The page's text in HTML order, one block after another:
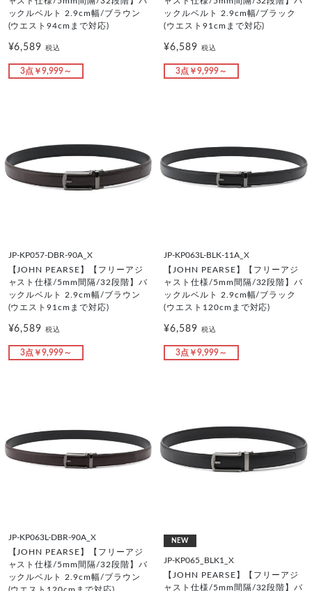
ックルベルト 2.9cm幅/ブラウン
(ウエスト94cmまで対応)
¥6,589税込
3点￥9,999～
ックルベルト 2.9cm幅/ブラック
(ウエスト91cmまで対応)
¥6,589 税込
3点￥9,999～
JP-KP057-DBR-90A_X
【JOHN PEARSE】【フリーアジ
ャスト仕様/5mm間隔/32段階】バ
ックルベルト 2.9cm幅/ブラウン
(ウエスト91cmまで対応)
¥6,589税込
3点￥9,999～
JP-KP063L-BLK-11A_X
【JOHN PEARSE】【フリーアジ
ャスト仕様/5mm間隔/32段階】バ
ックルベルト 2.9cm幅/ブラック
(ウエスト120cmまで対応)
¥6,589 税込
3点￥9,999～
JP-KP063L-DBR-90A_X
【JOHN PEARSE】【フリーアジ
ャスト仕様/5mm間隔/32段階】バ
ックルベルト 2.9cm幅/ブラウン
(ウエスト120cmまで対応)
NEW
JP-KP065_BLK1_X
【JOHN PEARSE】【フリーアジ
ャスト仕様/5mm間隔/32段階】バ